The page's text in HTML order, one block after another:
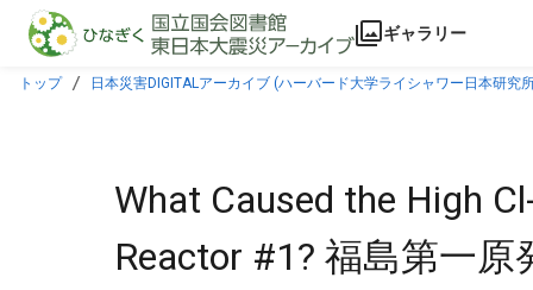
本文に飛ぶ
ギャラリー
トップ 日本災害DIGITALアーカイブ (ハーバード大学ライシャワー日本研究
What Caused the High
Reactor #1? 福島第一原